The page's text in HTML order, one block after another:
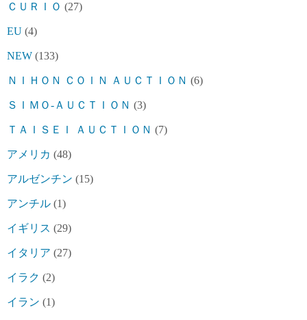
ＣＵＲＩＯ (27)
EU (4)
NEW (133)
ＮＩＨＯＮ ＣＯＩＮ ＡＵＣＴＩＯＮ (6)
ＳＩＭＯ-ＡＵＣＴＩＯＮ (3)
ＴＡＩＳＥＩ ＡＵＣＴＩＯＮ (7)
アメリカ (48)
アルゼンチン (15)
アンチル (1)
イギリス (29)
イタリア (27)
イラク (2)
イラン (1)